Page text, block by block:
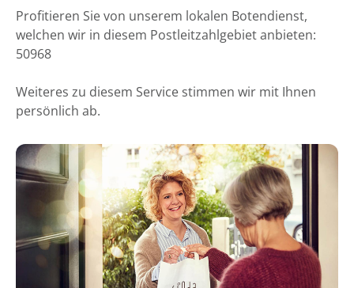
Profitieren Sie von unserem lokalen Botendienst,
welchen wir in diesem Postleitzahlgebiet anbieten:
50968
Weiteres zu diesem Service stimmen wir mit Ihnen
persönlich ab.